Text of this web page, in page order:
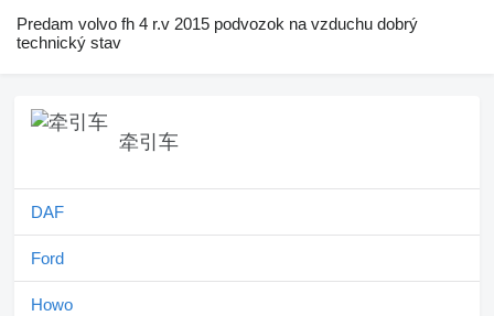
Predam volvo fh 4 r.v 2015 podvozok na vzduchu dobrý
technický stav
牵引车
DAF
Ford
Howo